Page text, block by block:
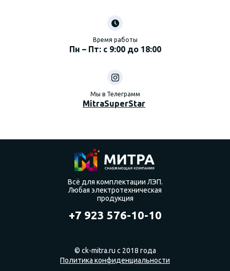
Время работы
Пн – Пт: с 9:00 до 18:00
Мы в Телеграмм
MitraSuperStar
Всё для комплектации ЛЭП.
Любая электротехническая
продукция
+7 923 576-10-10
© ck-mitra.ru с 2018 года
Политика конфиденциальности